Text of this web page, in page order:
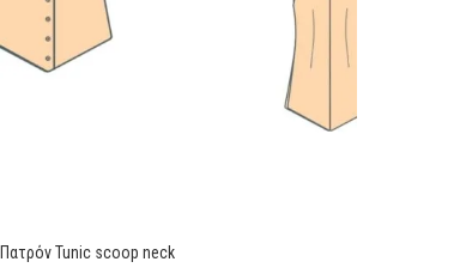
Πατρόν Tunic scoop neck